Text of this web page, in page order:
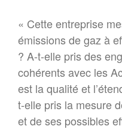
« Cette entreprise
émissions de gaz à
? A-t-elle pris des
cohérents avec les
est la qualité et
t-elle pris la mesure
et de ses possibles